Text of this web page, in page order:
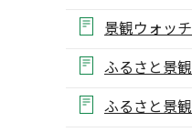
景観ウォッ
ふるさと景
ふるさと景